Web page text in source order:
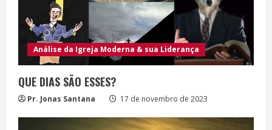
Análise da Igreja Moderna & sua Liderança
QUE DIAS SÃO ESSES?
Pr. Jonas Santana 17 de novembro de 2023